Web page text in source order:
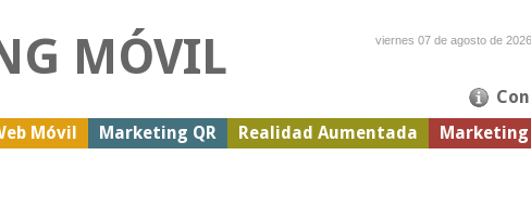
MÓVIL viernes 07 de agosto de 2026
Móvil Marketing QR Realidad Aumentada